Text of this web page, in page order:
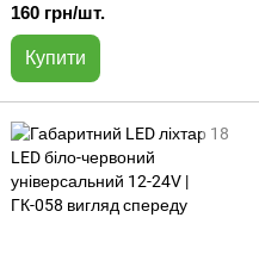
160 грн/шт.
Купити